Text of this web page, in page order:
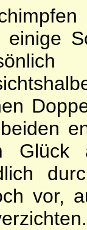
einige
Glück
vor,